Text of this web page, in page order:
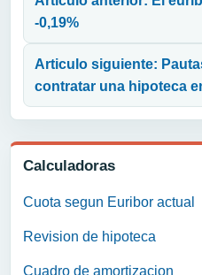
Calculadoras
Cuota segun Euribor actual
Revision de hipoteca
Cuadro de amortizacion
-0,19%
Articulo siguiente:
contratar una hipoteca